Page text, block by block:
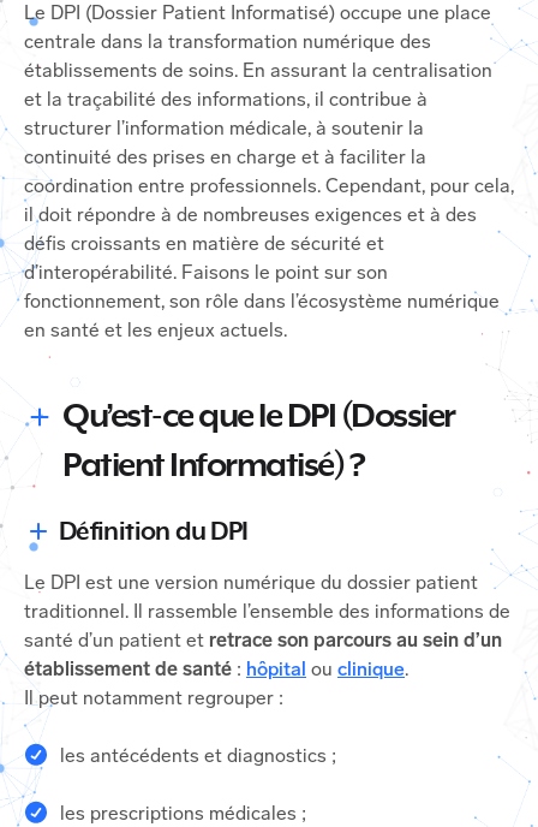
Le DPI (Dossier Patient Informatisé) occupe une place
centrale dans la transformation numérique des
établissements de soins. En assurant la centralisation
et la traçabilité des informations, il contribue à
structurer l’information médicale, à soutenir la
continuité des prises en charge et à faciliter la
coordination entre professionnels. Cependant, pour cela,
il doit répondre à de nombreuses exigences et à des
défis croissants en matière de sécurité et
d’interopérabilité. Faisons le point sur son
fonctionnement, son rôle dans l’écosystème numérique
en santé et les enjeux actuels.
Qu’est-ce que le DPI (Dossier
Patient Informatisé) ?
Définition du DPI
Le DPI est une version numérique du dossier patient
traditionnel. Il rassemble l’ensemble des informations de
santé d’un patient et retrace son parcours au sein d’un
établissement de santé : hôpital ou clinique.
Il peut notamment regrouper :
les antécédents et diagnostics ;
les prescriptions médicales ;